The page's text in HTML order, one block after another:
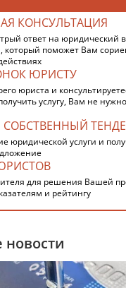
КОНСУЛЬТАЦИЯ
ответ на юридический
который поможет Вам
ЮРИСТУ
юриста и
услугу, Вам не
СОБСТВЕННЫЙ
юридической услуги и
для решения Вашей
и рейтингу